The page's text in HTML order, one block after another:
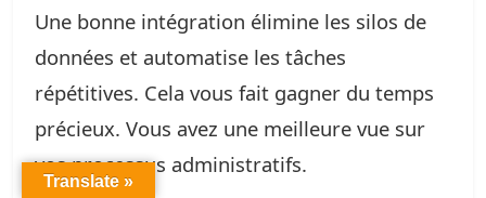
Une bonne intégration élimine les silos de
données et automatise les tâches
répétitives. Cela vous fait gagner du temps
précieux. Vous avez une meilleure vue sur
vos processus administratifs.
Translate »